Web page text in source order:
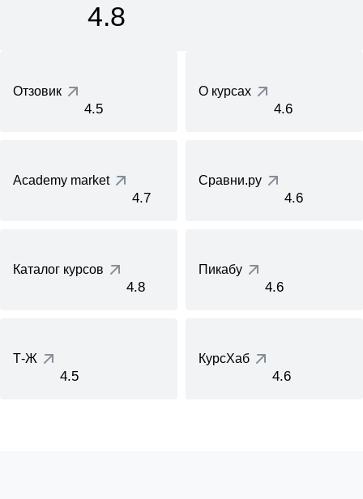
4.8
Отзовик
4.5
О курсах
4.6
Academy market
4.7
Сравни.ру
4.6
Каталог курсов
4.8
Пикабу
4.6
Т-Ж
4.5
КурсХаб
4.6